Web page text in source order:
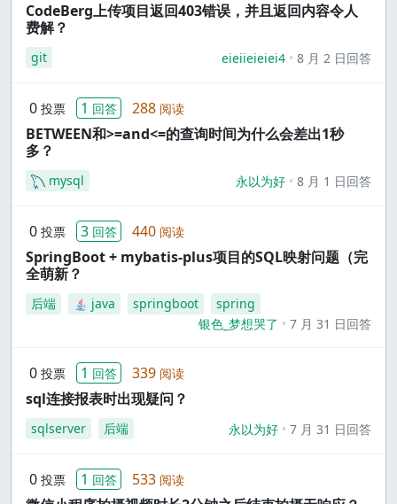
CodeBerg上传项目返回403错误，并且返回内容令人
费解？
git eieiieieiei4 8 月 2 日回答
0 投票 1 回答 288 阅读
BETWEEN和>=and<=的查询时间为什么会差出1秒
多？
mysql 永以为好 8 月 1 日回答
0 投票 3 回答 440 阅读
SpringBoot + mybatis-plus项目的SQL映射问题（完
全萌新？
后端 java springboot
spring
银色_梦想哭了
7 月 31 日回答
0 投票 1 回答 339 阅读
sql连接报表时出现疑问？
sqlserver 后端 永以为好 7 月 31 日回答
0 投票 1 回答 533 阅读